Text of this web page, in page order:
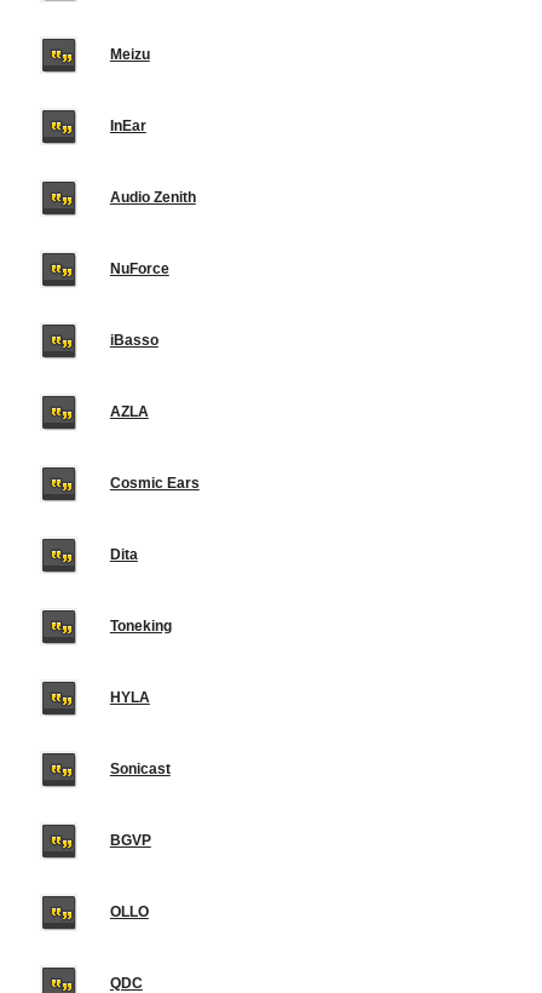
Meizu
InEar
Audio Zenith
NuForce
iBasso
AZLA
Cosmic Ears
Dita
Toneking
HYLA
Sonicast
BGVP
OLLO
QDC